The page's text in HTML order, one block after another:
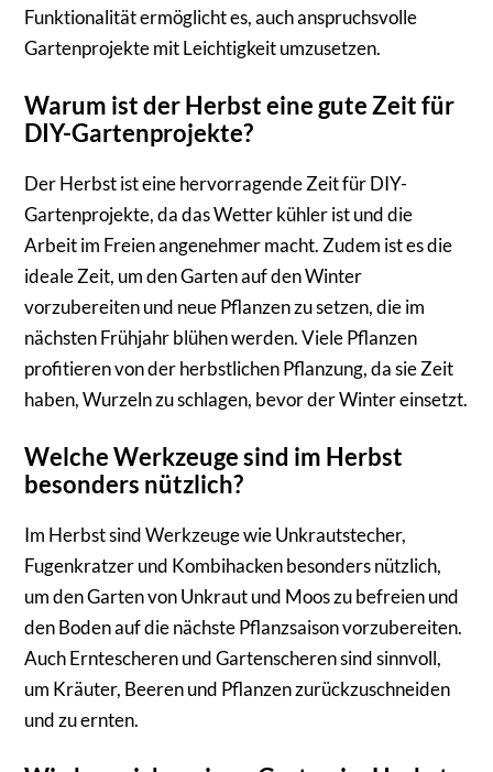
Funktionalität ermöglicht es, auch anspruchsvolle
Gartenprojekte mit Leichtigkeit umzusetzen.
Warum ist der Herbst eine gute Zeit für
DIY-Gartenprojekte?
Der Herbst ist eine hervorragende Zeit für DIY-
Gartenprojekte, da das Wetter kühler ist und die
Arbeit im Freien angenehmer macht. Zudem ist es die
ideale Zeit, um den Garten auf den Winter
vorzubereiten und neue Pflanzen zu setzen, die im
nächsten Frühjahr blühen werden. Viele Pflanzen
profitieren von der herbstlichen Pflanzung, da sie Zeit
haben, Wurzeln zu schlagen, bevor der Winter einsetzt.
Welche Werkzeuge sind im Herbst
besonders nützlich?
Im Herbst sind Werkzeuge wie Unkrautstecher,
Fugenkratzer und Kombihacken besonders nützlich,
um den Garten von Unkraut und Moos zu befreien und
den Boden auf die nächste Pflanzsaison vorzubereiten.
Auch Erntescheren und Gartenscheren sind sinnvoll,
um Kräuter, Beeren und Pflanzen zurückzuschneiden
und zu ernten.